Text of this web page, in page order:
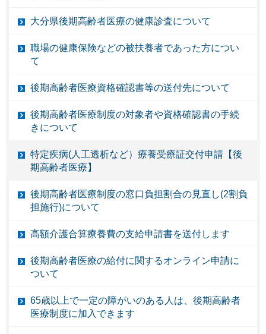
大分県後期高齢者医療の健康診査について
職場の健康保険などの被扶養者であった方につい
て
後期高齢者医療資格確認書等の送付先について
後期高齢者医療制度の対象者や資格確認書の手続
きについて
特定疾病(人工透析など）療養受療証交付申請【後
期高齢者医療】
後期高齢者医療制度の窓口負担割合の見直し(2割負
担施行)について
高額介護合算療養費の支給申請書を送付します
後期高齢者医療の給付に関するオンライン申請に
ついて
65歳以上で一定の障がいのある人は、後期高齢者
医療制度に加入できます